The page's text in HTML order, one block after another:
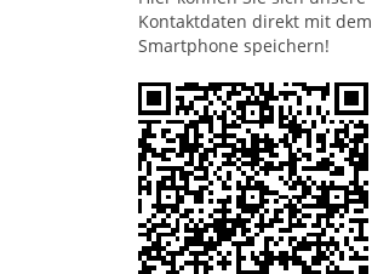
Kontaktdaten direkt mit dem
Smartphone speichern!